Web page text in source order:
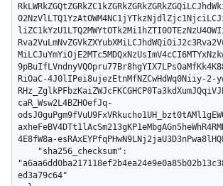
RiOaC-4J0lIPei8ujezEtnMfNZCwHdWq0Niiy-2-
caR_Wsw2L4BZHOefJq-
4E8fW8a-
ed3a79c64"